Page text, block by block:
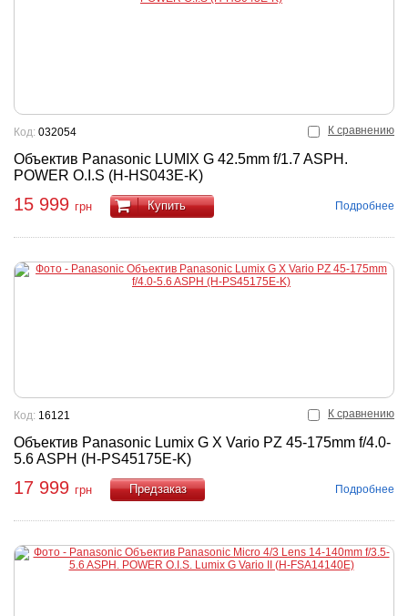
К сравнению
Объектив Panasonic LUMIX G 42.5mm f/1.7 ASPH.
POWER O.I.S (H-HS043E-K)
Код: 032054
15 999 грн Купить Подробнее
К сравнению
Объектив Panasonic Lumix G X Vario PZ 45-175mm f/4.0-
5.6 ASPH (H-PS45175E-K)
Код: 16121
17 999 грн
Подробнее